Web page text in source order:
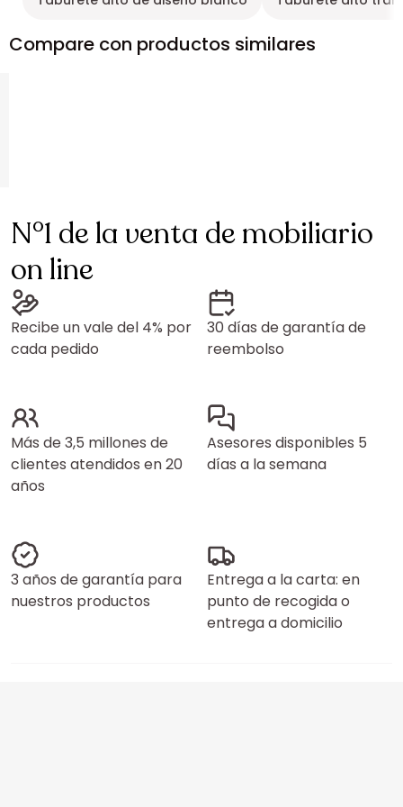
Compare con productos similares
N°1 de la venta de mobiliario
on line
Recibe un vale del 4% por
cada pedido
30 días de garantía de
reembolso
Más de 3,5 millones de
clientes atendidos en 20
años
Asesores disponibles 5
días a la semana
3 años de garantía para
nuestros productos
Entrega a la carta: en
punto de recogida o
entrega a domicilio